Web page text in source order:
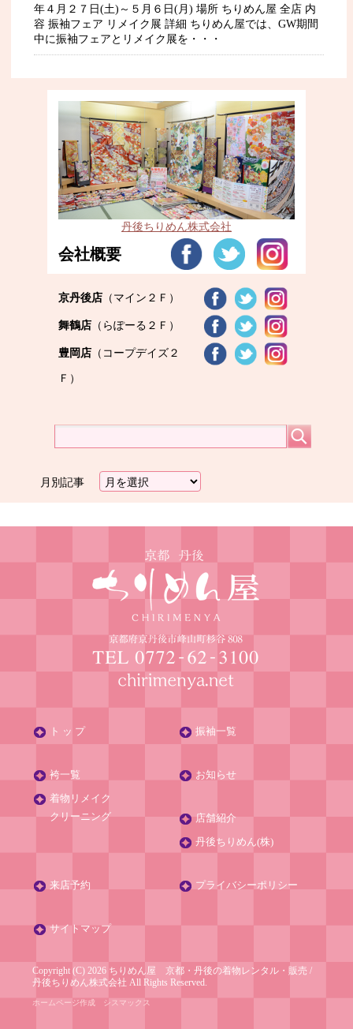
年４月２７日(土)～５月６日(月) 場所 ちりめん屋 全店 内
容 振袖フェア リメイク展 詳細 ちりめん屋では、GW期間
中に振袖フェアとリメイク展を・・・
丹後ちりめん株式会社
会社概要
京丹後店 （マイン２Ｆ）
舞鶴店 （らぽーる２Ｆ）
豊岡店 （コープデイズ２
Ｆ）
月別記事
ト ッ プ 振袖一覧
袴一覧
着物リメイク
クリーニング
お知らせ
店舗紹介
丹後ちりめん(株)
来店予約 プライバシーポリシー
サイトマップ
Copyright (C) 2026 ちりめん屋 京都・丹後の着物レンタル・販売 /
丹後ちりめん株式会社 All Rights Reserved.
ホームページ作成 シスマックス